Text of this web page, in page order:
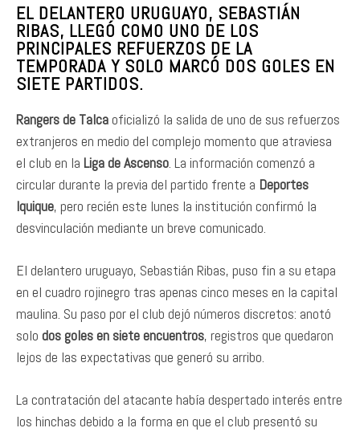
EL DELANTERO URUGUAYO, SEBASTIÁN
RIBAS, LLEGÓ COMO UNO DE LOS
PRINCIPALES REFUERZOS DE LA
TEMPORADA Y SOLO MARCÓ DOS GOLES EN
SIETE PARTIDOS.
Rangers de Talcaoficializó la salida de uno de sus refuerzos
extranjeros en medio del complejo momento que atraviesa
el club en la Liga de Ascenso. La información comenzó a
circular durante la previa del partido frente a Deportes
Iquique, pero recién este lunes la institución confirmó la
desvinculación mediante un breve comunicado.
El delantero uruguayo, Sebastián Ribas, puso fin a su etapa
en el cuadro rojinegro tras apenas cinco meses en la capital
maulina. Su paso por el club dejó números discretos: anotó
solo dos goles en siete encuentros, registros que quedaron
lejos de las expectativas que generó su arribo.
La contratación del atacante había despertado interés entre
los hinchas debido a la forma en que el club presentó su